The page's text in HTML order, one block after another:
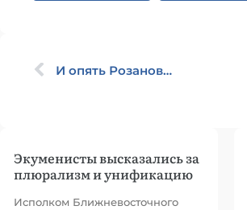
И опять Розанов…
Экуменисты высказались за
плюрализм и унификацию
Исполком Ближневосточного